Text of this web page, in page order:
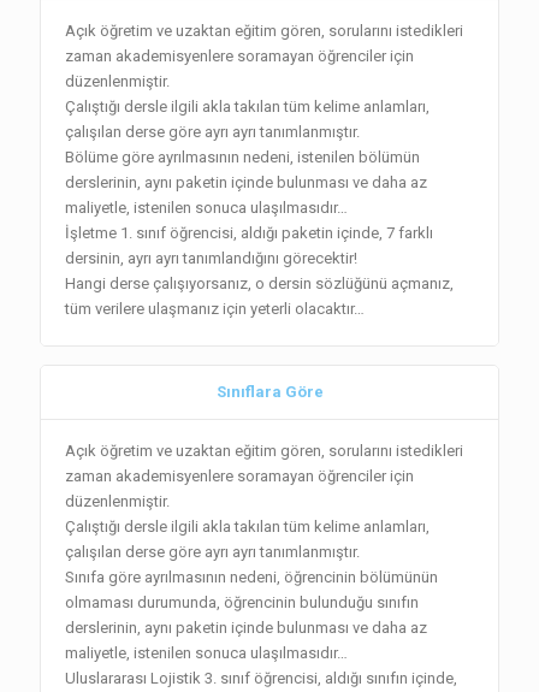
Açık öğretim ve uzaktan eğitim gören, sorularını istedikleri
zaman akademisyenlere soramayan öğrenciler için
düzenlenmiştir.
Çalıştığı dersle ilgili akla takılan tüm kelime anlamları,
çalışılan derse göre ayrı ayrı tanımlanmıştır.
Bölüme göre ayrılmasının nedeni, istenilen bölümün
derslerinin, aynı paketin içinde bulunması ve daha az
maliyetle, istenilen sonuca ulaşılmasıdır…
İşletme 1. sınıf öğrencisi, aldığı paketin içinde, 7 farklı
dersinin, ayrı ayrı tanımlandığını görecektir!
Hangi derse çalışıyorsanız, o dersin sözlüğünü açmanız,
tüm verilere ulaşmanız için yeterli olacaktır…
Sınıflara Göre
Açık öğretim ve uzaktan eğitim gören, sorularını istedikleri
zaman akademisyenlere soramayan öğrenciler için
düzenlenmiştir.
Çalıştığı dersle ilgili akla takılan tüm kelime anlamları,
çalışılan derse göre ayrı ayrı tanımlanmıştır.
Sınıfa göre ayrılmasının nedeni, öğrencinin bölümünün
olmaması durumunda, öğrencinin bulunduğu sınıfın
derslerinin, aynı paketin içinde bulunması ve daha az
maliyetle, istenilen sonuca ulaşılmasıdır…
Uluslararası Lojistik 3. sınıf öğrencisi, aldığı sınıfın içinde,